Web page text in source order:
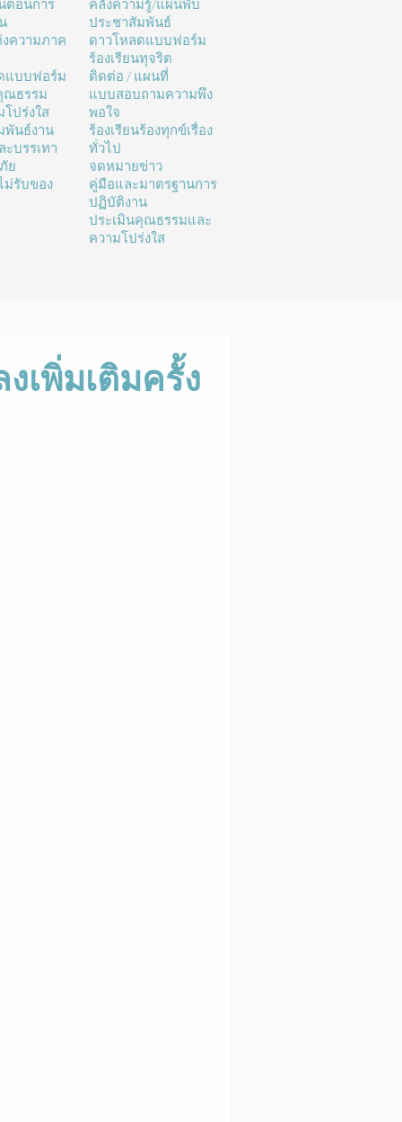
ตอนการ
ความภาค
แบบฟอร์ม
ณธรรม
ปร่งใส
พันธ์งาน
บรรเทา
ย
ม่รับของ
คลังความรู้/แผ่นพับ
ประชาสัมพันธ์
ดาวโหลดแบบฟอร์ม
ร้องเรียนทุจริต
ติดต่อ / แผนที่
แบบสอบถามความพึง
พอใจ
ร้องเรียนร้องทุกข์เรื่อง
ทั่วไป
จดหมายข่าว
คู่มือและมาตรฐานการ
ปฏิบัติงาน
ประเมินคุณธรรมและ
ความโปร่งใส
เพิ่มเติมครั้ง